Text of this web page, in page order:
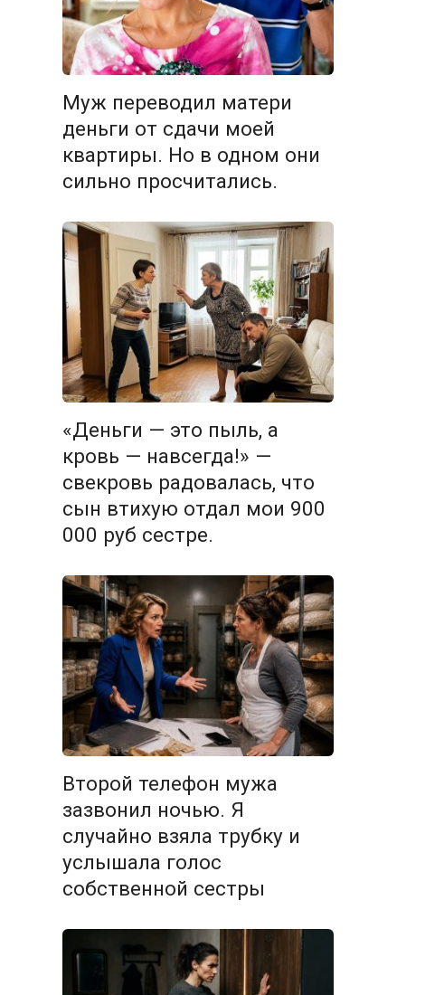
Муж переводил матери
деньги от сдачи моей
квартиры. Но в одном они
сильно просчитались.
«Деньги — это пыль, а
кровь — навсегда!» —
свекровь радовалась, что
сын втихую отдал мои 900
000 руб сестре.
Второй телефон мужа
зазвонил ночью. Я
случайно взяла трубку и
услышала голос
собственной сестры